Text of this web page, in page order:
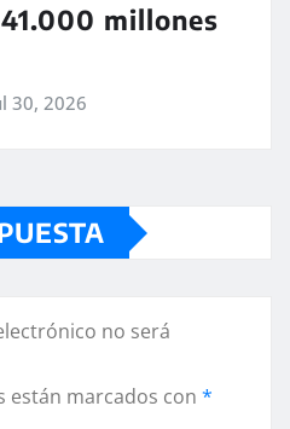
millones
30, 2026
no será
están marcados con *